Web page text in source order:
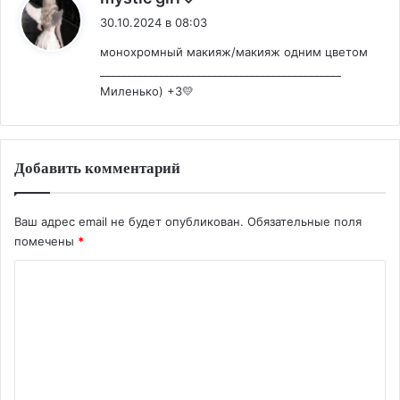
30.10.2024 в 08:03
монохромный макияж/макияж одним цветом
Миленько) +3💛
Добавить комментарий
Ваш адрес email не будет опубликован. Обязательные поля
помечены *